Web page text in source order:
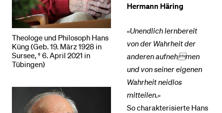
Theologe und Philosoph Hans
Küng (Geb. 19. März 1928 in
Sursee, † 6. April 2021 in
Tübingen)
Hermann Häring
«Unendlich lernbereit
von der Wahrheit der
anderen aufnehmen
und von seiner eigenen
Wahrheit neidlos
mitteilen.»
So charakterisierte Hans